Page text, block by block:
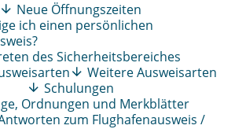
Neue Öffnungszeiten
ich einen persönlichen
des Sicherheitsbereiches
Weitere Ausweisarten
Schulungen
Ordnungen und Merkblätter
zum Flughafenausweis /